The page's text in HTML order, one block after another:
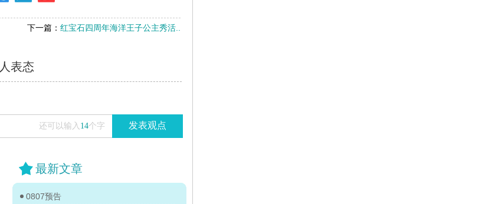
下一篇： 红宝石四周年海洋王子公主秀活..
人表态
还可以输入 14个字 发表观点
最新文章
0807预告